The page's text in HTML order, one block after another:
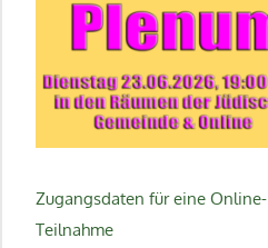
Zugangsdaten für eine Online-
Teilnahme